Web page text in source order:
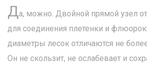
Да, можно. Двойной прямой узел
для соединения плетенки и
диаметры лесок отличаются не
Он не скользит, не ослабевает и